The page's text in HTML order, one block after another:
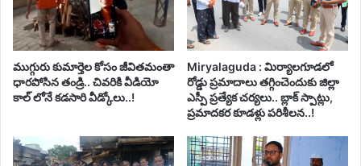
ముగ్గురు కుమార్తెల కోసం జీవితమంతా
ధారపోసిన తండ్రి.. చివరికి వీడియో
కాల్ లోనే కడసారి వీడ్కోలు..!
Miryalaguda : మిర్యాలగూడలో
రోడ్డు ప్రమాదాలు తగ్గించెందుకు జిల్లా
ఎస్పీ ప్రత్యేక చర్యలు.. బ్లాక్ స్పాట్లు,
ప్రమాదకర కూడళ్లు పరిశీలన..!